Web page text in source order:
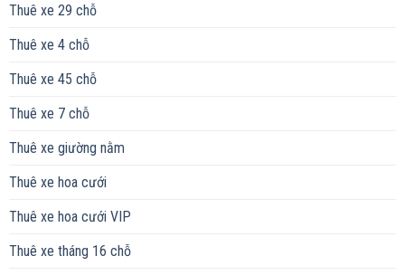
Thuê xe 29 chỗ
Thuê xe 4 chỗ
Thuê xe 45 chỗ
Thuê xe 7 chỗ
Thuê xe giường nằm
Thuê xe hoa cưới
Thuê xe hoa cưới VIP
Thuê xe tháng 16 chỗ